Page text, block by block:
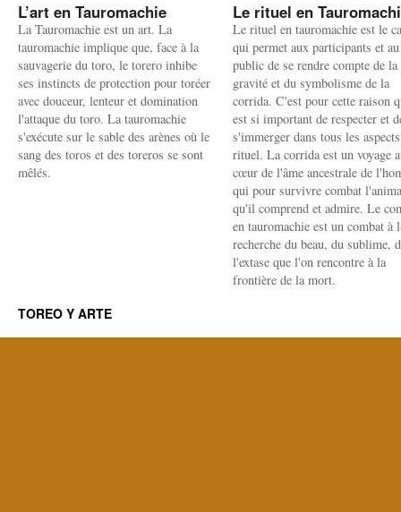
L’art en Tauromachie
La Tauromachie est un art. La
tauromachie implique que, face à la
sauvagerie du toro, le torero inhibe
ses instincts de protection pour toréer
avec douceur, lenteur et domination
l'attaque du toro. La tauromachie
s'exécute sur le sable des arènes où le
sang des toros et des toreros se sont
mêlés.
Le rituel en
Le rituel en tauromachie est le
qui permet aux participants et au
public de se rendre compte de la
gravité et du symbolisme de la
corrida. C'est pour cette raison
est si important de respecter et
s'immerger dans tous les
rituel. La corrida est un voyage
cœur de l'âme ancestrale de
qui pour survivre combat
qu'il comprend et admire. Le
en tauromachie est un combat à
recherche du beau, du sublime,
l'extase que l'on rencontre à la
frontière de la mort.
TOREO Y ARTE